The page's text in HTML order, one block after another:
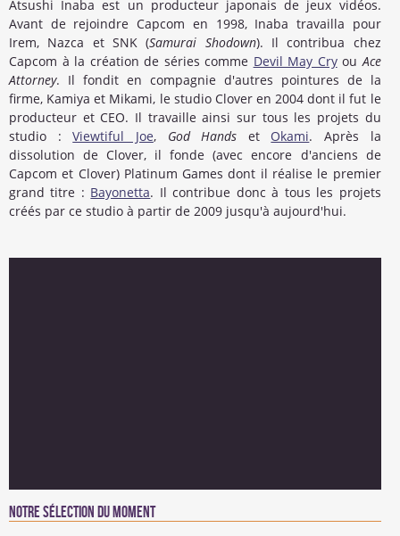
Atsushi Inaba est un producteur japonais de jeux vidéos.
Avant de rejoindre Capcom en 1998, Inaba travailla pour
Irem, Nazca et SNK (Samurai Shodown). Il contribua chez
Capcom à la création de séries comme Devil May CryouAce
Attorney. Il fondit en compagnie d'autres pointures de la
firme, Kamiya et Mikami, le studio Clover en 2004 dont il fut le
producteur et CEO. Il travaille ainsi sur tous les projets du
studio :Viewtiful Joe, God Hands et Okami. Après la
dissolution de Clover, il fonde (avec encore d'anciens de
Capcom et Clover) Platinum Games dont il réalise le premier
grand titre : Bayonetta. Il contribue donc à tous les projets
créés par ce studio à partir de 2009 jusqu'à aujourd'hui.
Notre sélection du moment